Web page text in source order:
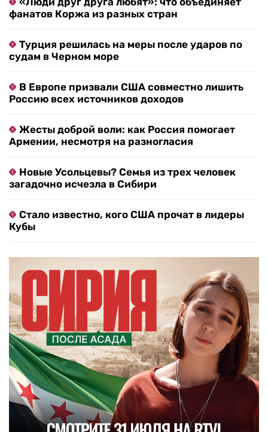
фанатов Коржа из разных стран
Турция решилась на меры после ударов по
судам в Черном море
В Европе призвали США совместно лишить
Россию всех источников доходов
Жесты доброй воли: как Россия помогает
Армении, несмотря на разногласия
Новые Усольцевы? Семья из трех человек
загадочно исчезла в Сибири
Стало известно, кого США прочат в лидеры
Кубы